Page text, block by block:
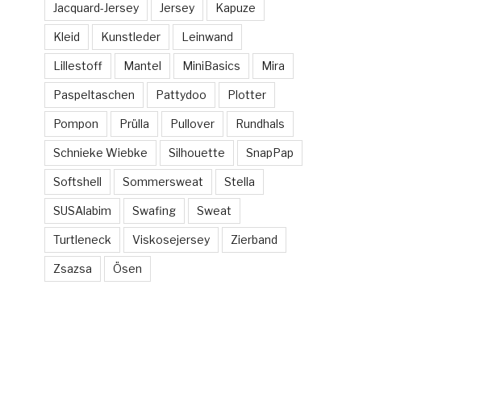
Jacquard-Jersey Jersey Kapuze
Kleid Kunstleder Leinwand
Lillestoff Mantel MiniBasics Mira
Paspeltaschen Pattydoo Plotter
Pompon Prülla Pullover Rundhals
Schnieke Wiebke Silhouette SnapPap
Softshell Sommersweat Stella
SUSAlabim Swafing Sweat
Turtleneck Viskosejersey Zierband
Zsazsa Ösen